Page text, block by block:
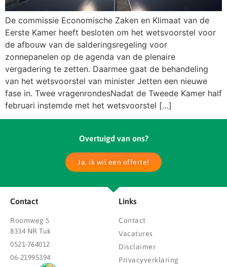
De commissie Economische Zaken en Klimaat van de
Eerste Kamer heeft besloten om het wetsvoorstel voor
de afbouw van de salderingsregeling voor
zonnepanelen op de agenda van de plenaire
vergadering te zetten. Daarmee gaat de behandeling
van het wetsvoorstel van minister Jetten een nieuwe
fase in. Twee vragenrondesNadat de Tweede Kamer half
februari instemde met het wetsvoorstel […]
Overtuigd van ons?
Ja, ik wil een offerte!
Contact
Roomweg 5
8334 NR Tuk
0521-764012
06-21995394
Links
Contact
Vacatures
Disclaimer
Privacyverklaring